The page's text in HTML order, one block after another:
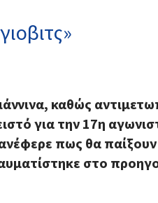
καθώς
για την 17η
πως θα παίξουν
στο